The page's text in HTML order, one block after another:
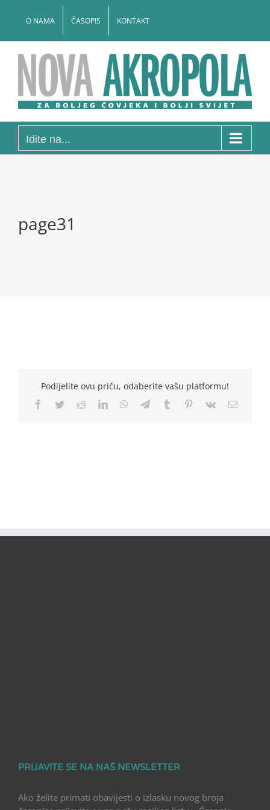
O NAMA ČASOPIS KONTAKT
Idite na...
page31
Podijelite ovu priču, odaberite vašu platformu!
Facebook
TwitterRedditLinkedInWhatsApp
TelegramTumblr Pinterest
Vk Email
PRIJAVITE SE NA NAŠ NEWSLETTER
Ako želite primati obavijesti o izlasku novog broja